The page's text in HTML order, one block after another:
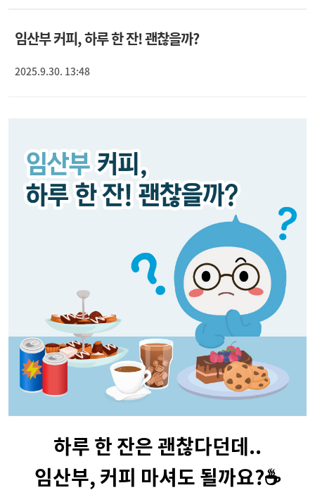
임산부 커피, 하루 한 잔! 괜찮을까?
2025.9.30. 13:48
하루 한 잔은 괜찮다던데..
임산부, 커피 마셔도 될까요?☕️